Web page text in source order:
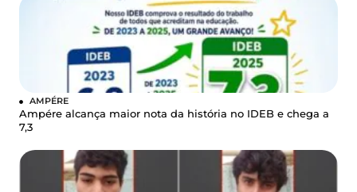
AMPÉRE
Ampére alcança maior nota da história no IDEB e chega a
7,3